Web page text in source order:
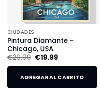
CIUDADES
Pintura Diamante –
Chicago, USA
€29.99 €19.99
AGREGAR AL CARRITO